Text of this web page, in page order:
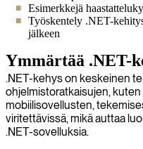
Esimerkkejä
Työskentely .NET-
jälkeen
Ymmärtää .NET-
.NET-kehys on keskeinen
ohjelmistoratkaisujen,
mobiilisovellusten,
viritettävissä, mikä auttaa
.NET-sovelluksia.